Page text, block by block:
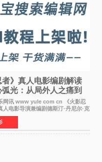
者》真人电影编剧解读
光：从局外人之痛到
www yule com cn 《火影忍
人电影导演兼编剧德斯汀·丹尼尔·克
访中分享了对主角鸣人成长弧光的
影将深入探索鸣人作为局外人的情